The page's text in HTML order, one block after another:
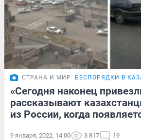
СТРАНА И МИР БЕСПОРЯДКИ В
«Сегодня наконец
рассказывают
из России, когда
9 января, 2022, 14:00 3 817 19